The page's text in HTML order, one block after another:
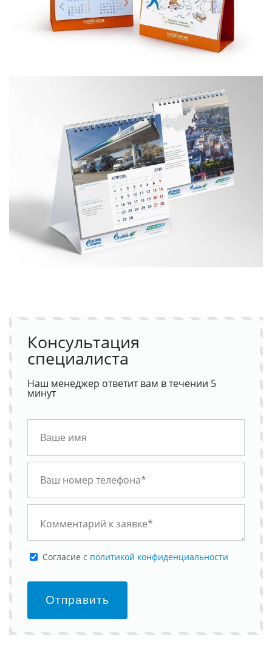
Консультация
специалиста
Наш менеджер ответит вам в течении 5
минут
Cогласие с политикой конфиденциальности
Отправить